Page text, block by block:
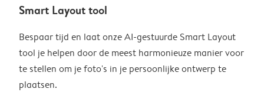
Smart Layout tool
Bespaar tijd en laat onze AI-gestuurde Smart Layout
tool je helpen door de meest harmonieuze manier voor
te stellen om je foto's in je persoonlijke ontwerp te
plaatsen.